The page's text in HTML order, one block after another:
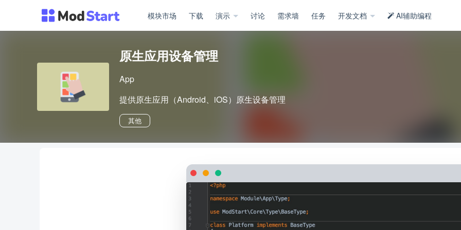
模块市场 下载 演示 讨论 需求墙 任务 开发文档 AI辅助编程
原生应用设备管理
App
提供原生应用（Android、iOS）原生设备管理
其他